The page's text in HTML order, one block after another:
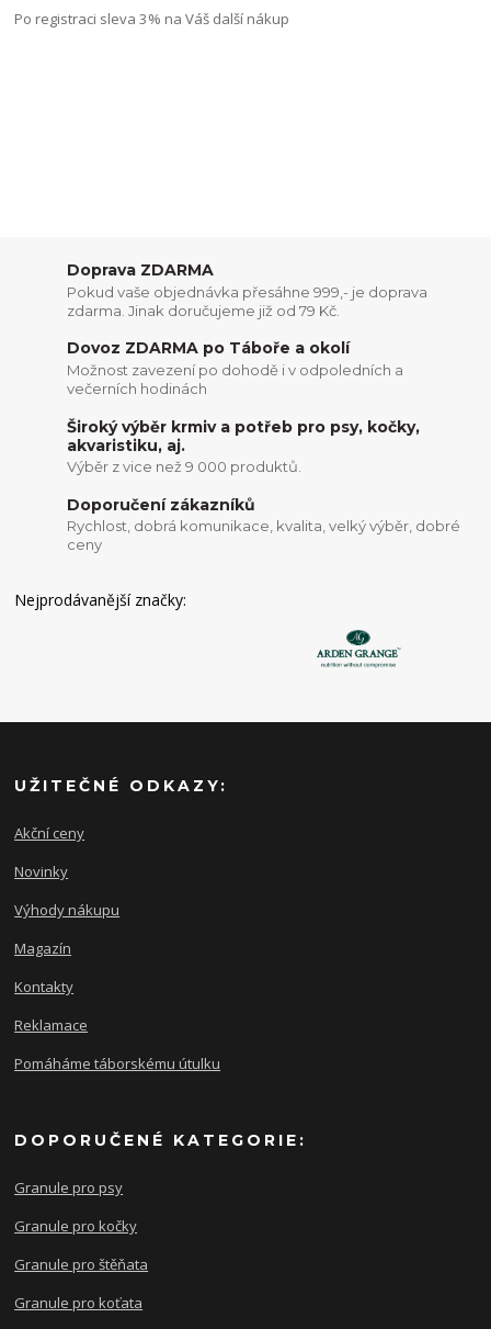
Po registraci sleva 3% na Váš další nákup
Doprava ZDARMA
Pokud vaše objednávka přesáhne 999,- je doprava
zdarma. Jinak doručujeme již od 79 Kč.
Dovoz ZDARMA po Táboře a okolí
Možnost zavezení po dohodě i v odpoledních a
večerních hodinách
Široký výběr krmiv a potřeb pro psy, kočky,
akvaristiku, aj.
Výběr z vice než 9 000 produktů.
Doporučení zákazníků
Rychlost, dobrá komunikace, kvalita, velký výběr, dobré
ceny
Nejprodávanější značky:
UŽITEČNÉ ODKAZY:
Akční ceny
Novinky
Výhody nákupu
Magazín
Kontakty
Reklamace
Pomáháme táborskému útulku
DOPORUČENÉ KATEGORIE:
Granule pro psy
Granule pro kočky
Granule pro štěňata
Granule pro koťata